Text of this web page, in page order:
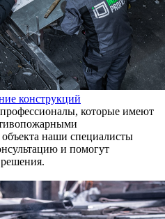
конструкций
которые имеют
наши специалисты
и помогут